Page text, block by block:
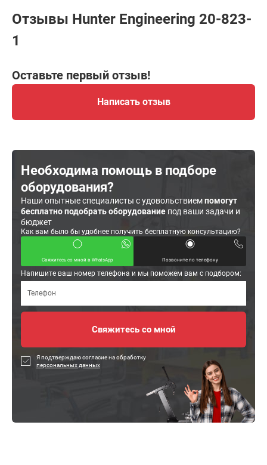
Отзывы Hunter Engineering 20-823-
1
Оставьте первый отзыв!
Написать отзыв
Необходима помощь в подборе
оборудования?
Наши опытные специалисты с удовольствиемпомогут
бесплатно подобрать оборудование под ваши задачи и
бюджет
Как вам было бы удобнее получить бесплатную консультацию?
Свяжитесь со мной в WhatsApp Позвоните по телефону
Напишите ваш номер телефона и мы поможем вам с подбором:
Я подтверждаю согласие на обработку
персональных данных